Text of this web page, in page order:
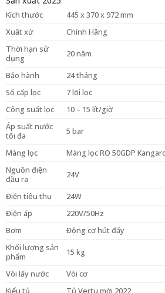
Kích thước
445 x 370 x 972 mm
Xuất xứ
Chính Hãng
Thời hạn sử
dụng
20 năm
Bảo hành
24 tháng
Số cấp lọc
7 lõi lọc
Công suất lọc
10 – 15 lít/giờ
Áp suất nước
tối đa
5 bar
Màng lọc
Màng lọc RO 50GDP
Nguồn điện
đầu ra
24V
Điện tiêu thụ
24W
Điện áp
220V/50Hz
Bơm
Động cơ hút đẩy
Khối lượng sản
phẩm
15 kg
Vòi lấy nước
Vòi cơ
Kiểu tủ
Tủ Vertu mới 2022